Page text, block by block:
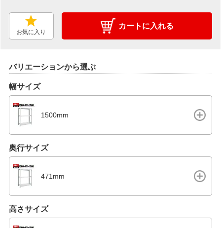
お気に入り
カートに入れる
バリエーションから選ぶ
幅サイズ
1500mm
奥行サイズ
471mm
高さサイズ